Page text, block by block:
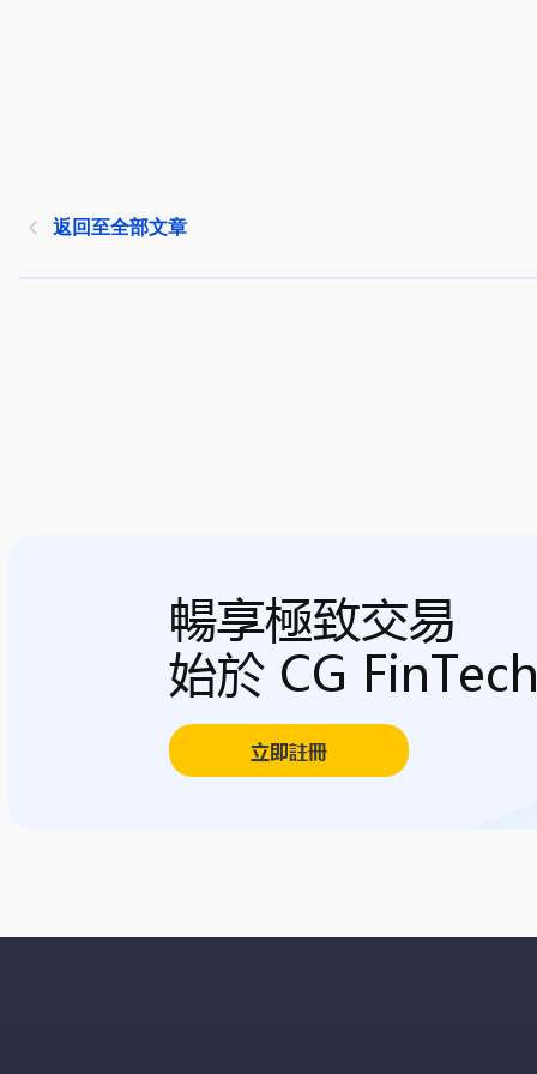
返回至全部文章
暢享極致交易
始於 CG
立即註冊